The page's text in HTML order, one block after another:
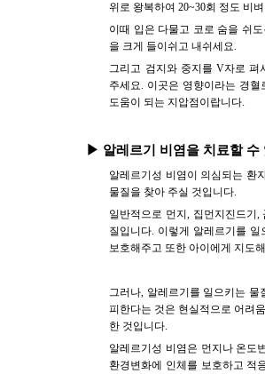
위로 왕복하여 20~30회 정도 비
이때 입은 다물고 코로 숨을 쉬
을 크게 들이쉬고 내쉬세요.
그리고 검지와 중지를 V자로 펴
주세요. 이곳은 영향이라는 경
도움이 되는 지압점이랍니다.
▶ 알레르기 비염을 치료할 수
알레르기성 비염이 의심되는 환
물질을 찾아 주실 것입니다.
일반적으로 먼지, 집먼지진드기
질입니다. 이렇게 알레르기를
보호해주고 또한 아이에게 지도
그러나, 알레르기를 일으키는
피한다는 것은 현실적으로 어려
한 것입니다.
알레르기성 비염은 먼지나 온도
환경변화에 인체를 보호하고 적